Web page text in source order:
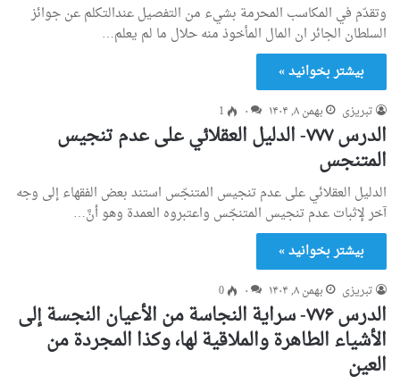
وتقدّم في المكاسب المحرمة بشيء من التفصيل عندالتكلم عن جوائز
السلطان الجائر ان المال المأخوذ منه حلال ما لم يعلم…
بیشتر بخوانید »
تبریزی بهمن ۸, ۱۴۰۴ ۰ 1
الدرس ۷۷۷- الدليل العقلائي علی عدم تنجيس
المتنجس
الدليل العقلائي على عدم تنجيس المتنجّس استند بعض الفقهاء إلى وجه
آخر لإثبات عدم تنجيس المتنجّس واعتبروه العمدة وهو أنَّ…
بیشتر بخوانید »
تبریزی بهمن ۸, ۱۴۰۴ ۰ 0
الدرس ۷۷۶- سراية النجاسة من الأعيان النجسة إلی
الأشياء الطاهرة والملاقية لها، وكذا المجردة من
العين